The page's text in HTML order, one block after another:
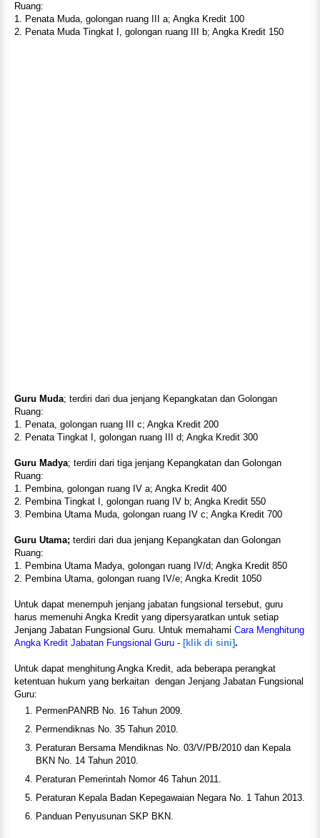
Ruang:
1. Penata Muda, golongan ruang III a; Angka Kredit 100
2. Penata Muda Tingkat I, golongan ruang III b; Angka Kredit 150
Guru Muda; terdiri dari dua jenjang Kepangkatan dan Golongan
Ruang:
1. Penata, golongan ruang III c; Angka Kredit 200
2. Penata Tingkat I, golongan ruang III d; Angka Kredit 300
Guru Madya; terdiri dari tiga jenjang Kepangkatan dan Golongan
Ruang:
1. Pembina, golongan ruang IV a; Angka Kredit 400
2. Pembina Tingkat I, golongan ruang IV b; Angka Kredit 550
3. Pembina Utama Muda, golongan ruang IV c; Angka Kredit 700
Guru Utama; terdiri dari dua jenjang Kepangkatan dan Golongan
Ruang:
1. Pembina Utama Madya, golongan ruang IV/d; Angka Kredit 850
2. Pembina Utama, golongan ruang IV/e; Angka Kredit 1050
Untuk dapat menempuh jenjang jabatan fungsional tersebut, guru
harus memenuhi Angka Kredit yang dipersyaratkan untuk setiap
Jenjang Jabatan Fungsional Guru. Untuk memahami Cara Menghitung
Angka Kredit Jabatan Fungsional Guru - [klik di sini].
Untuk dapat menghitung Angka Kredit, ada beberapa perangkat
ketentuan hukum yang berkaitan dengan Jenjang Jabatan Fungsional
Guru:
PermenPANRB No. 16 Tahun 2009.
Permendiknas No. 35 Tahun 2010.
Peraturan Bersama Mendiknas No. 03/V/PB/2010 dan Kepala
BKN No. 14 Tahun 2010.
Peraturan Pemerintah Nomor 46 Tahun 2011.
Peraturan Kepala Badan Kepegawaian Negara No. 1 Tahun 2013.
Panduan Penyusunan SKP BKN.